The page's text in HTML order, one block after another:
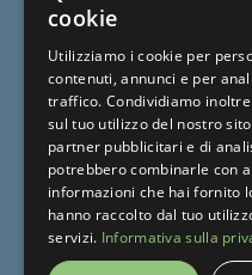
Note Legali
Rione
Codice
cookie
Utilizziamo i cookie per
contenuti, annunci e per
traffico. Condividiamo
sul tuo utilizzo del nostro
partner pubblicitari e di
potrebbero combinarle con
informazioni che hai fornito
hanno raccolto dal tuo
servizi. Informativa sulla